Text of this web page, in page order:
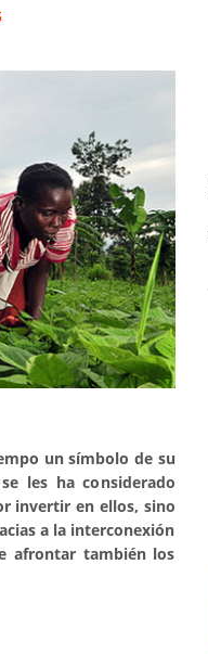
un símbolo de su
les ha considerado
invertir en ellos, sino
a la interconexión
afrontar también los